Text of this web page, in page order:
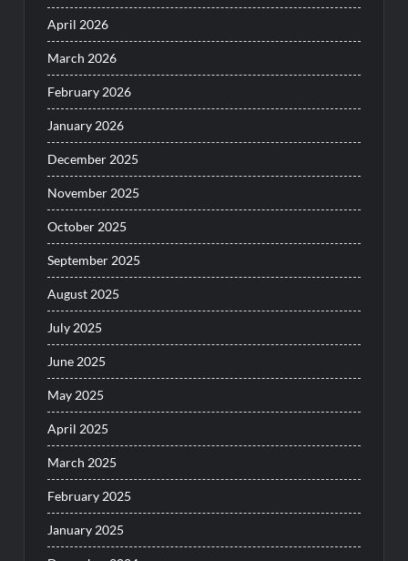
April 2026
March 2026
February 2026
January 2026
December 2025
November 2025
October 2025
September 2025
August 2025
July 2025
June 2025
May 2025
April 2025
March 2025
February 2025
January 2025